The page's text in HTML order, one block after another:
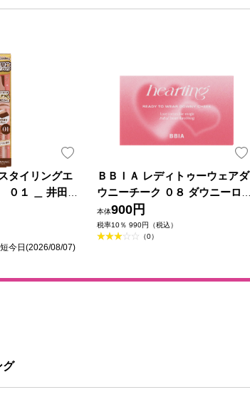
タイリングエ
１ ＿ 井田ラ
今日(2026/08/07)
ＢＢＩＡ レディトゥーウェアダ
ウニーチーク ０８ ダウニーロー
ジー ＿
本体900円
税率10％ 990円（税込）
（0）
グ